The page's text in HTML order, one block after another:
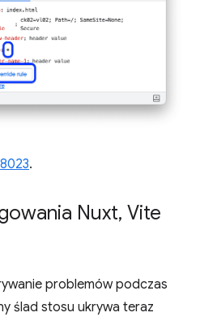
.
Nuxt, Vite
problemów podczas
ślad stosu ukrywa teraz